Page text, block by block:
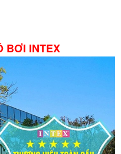
BƠI INTEX